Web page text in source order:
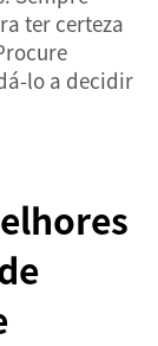
ter certeza
lo a decidir